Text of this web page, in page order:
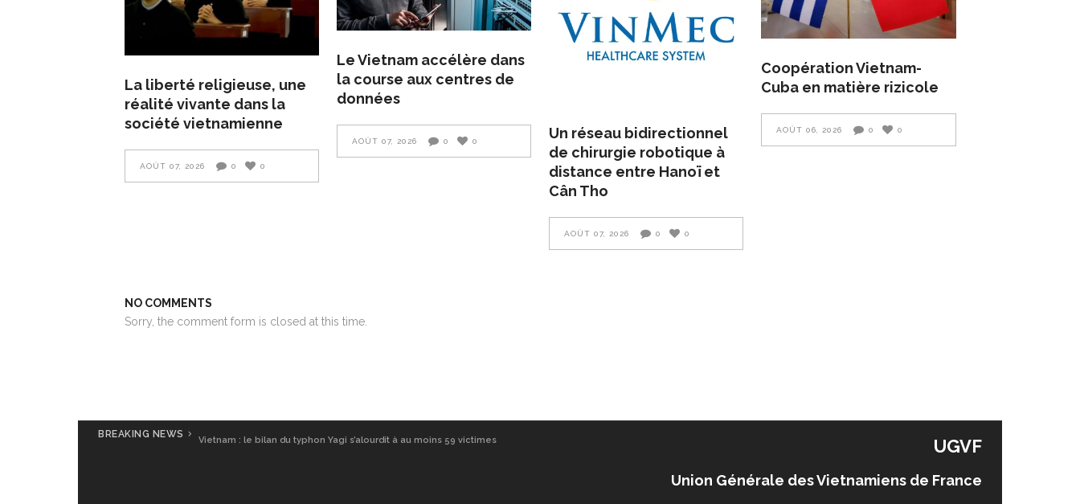
La liberté religieuse, une
réalité vivante dans la
société vietnamienne
AOÛT 07, 2026 0 0
Le Vietnam accélère dans
la course aux centres de
données
AOÛT 07, 2026 0 0
Un réseau bidirectionnel
de chirurgie robotique à
distance entre Hanoï et
Cân Tho
AOÛT 07, 2026 0 0
Coopération Vietnam-
Cuba en matière rizicole
AOÛT 06, 2026 0 0
NO COMMENTS
Sorry, the comment form is closed at this time.
BREAKING NEWS
Vietnam : le bilan du typhon Yagi s’alourdit à au moins 59 victimes UGVF
Union Générale des Vietnamiens de France